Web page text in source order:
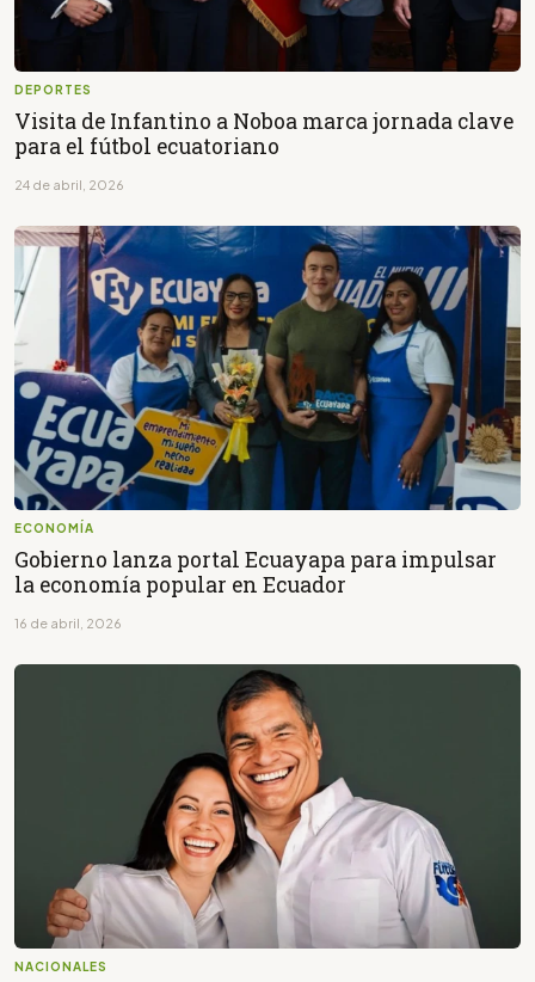
DEPORTES
Visita de Infantino a Noboa marca jornada clave
para el fútbol ecuatoriano
24 de abril, 2026
ECONOMÍA
Gobierno lanza portal Ecuayapa para impulsar
la economía popular en Ecuador
16 de abril, 2026
NACIONALES